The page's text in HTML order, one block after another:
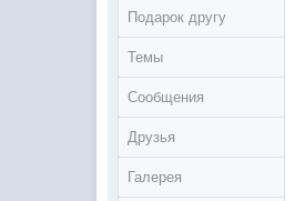
Подарок другу
Темы
Сообщения
Друзья
Галерея